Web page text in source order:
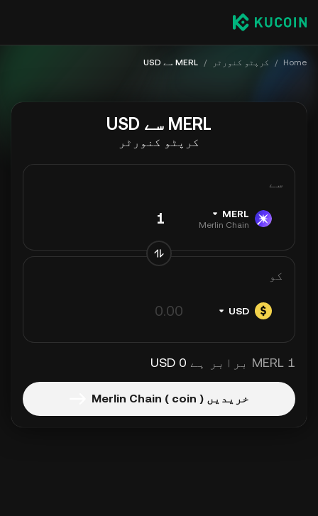
Home
/ کرپٹو کنورٹر / MERL سے USD
MERL سے USD
کرپٹو کنورٹر
سے
MERL
Merlin Chain
کو
USD
1 MERL برابر ہے 0 USD
خریدیں Merlin Chain ( coin )